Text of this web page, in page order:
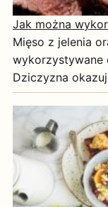
Jak można
Mięso z jelenia
wykorzystywane
Dziczyzna